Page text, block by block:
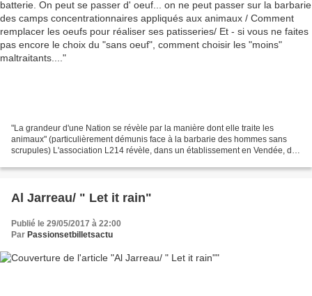
vous ne faites pas encore le choix du "sans
oeuf", comment choisir les "moins"
maltraitants....
"La grandeur d'une Nation se révèle par la manière dont elle traite les
animaux" (particulièrement démunis face à la barbarie des hommes sans
scrupules) L'association L214 révèle, dans un établissement en Vendée, des
Al Jarreau/ " Let it rain"
Publié le 29/05/2017 à 22:00
Par Passionsetbilletsactu